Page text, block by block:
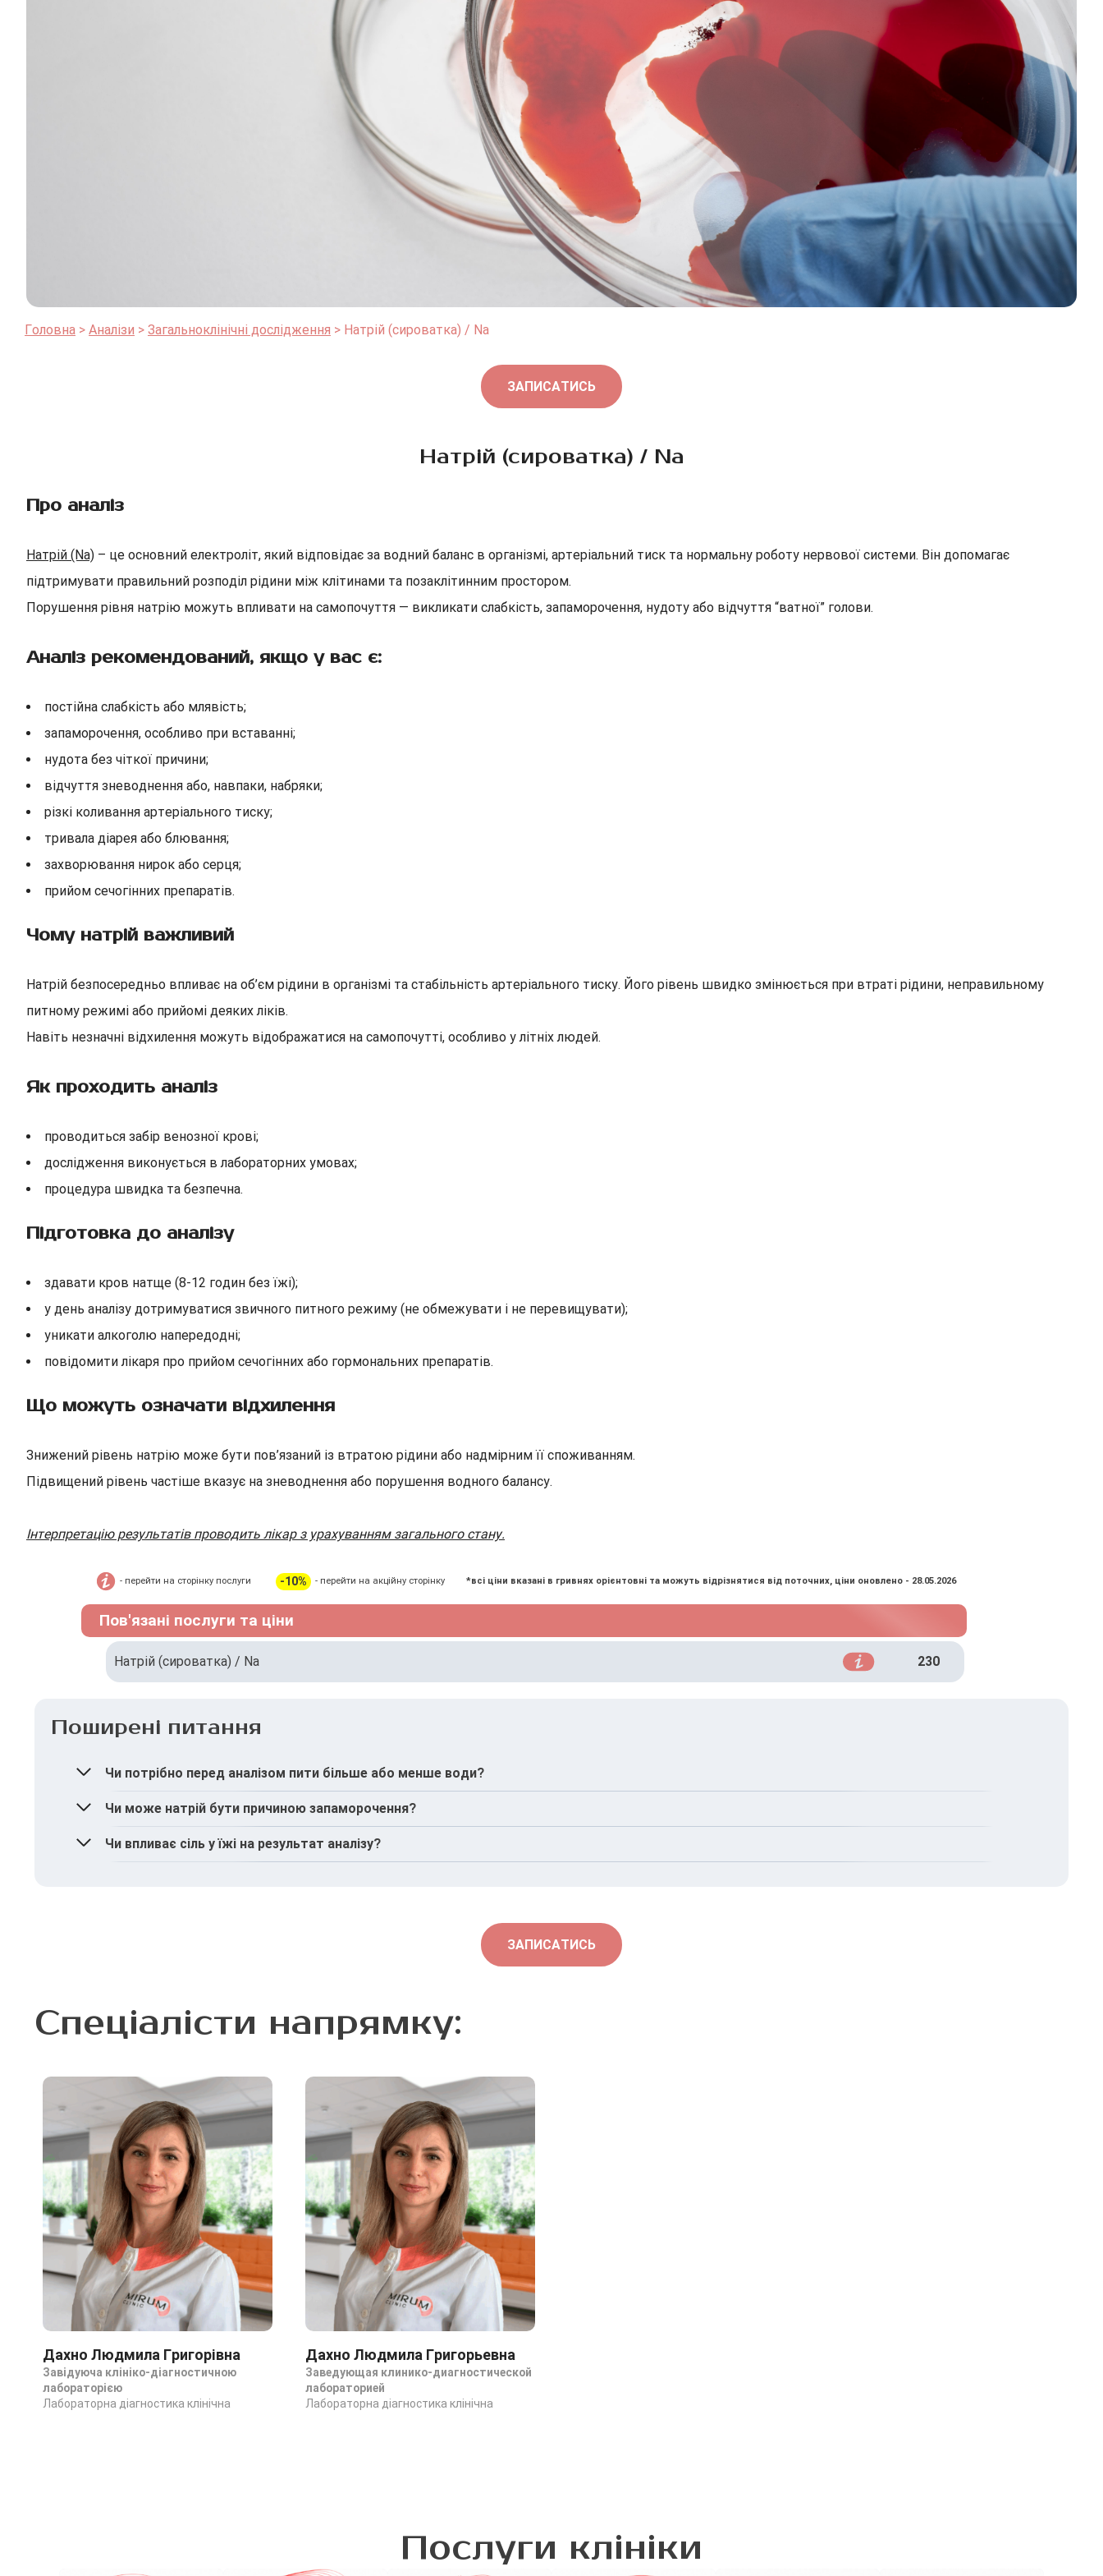
Головна Аналізи Загальноклінічні дослідження Натрій (сироватка) / Na
ЗАПИСАТИСЬ
Натрій (сироватка) / Na
Про аналіз
Натрій (Na) – це основний електроліт, який відповідає за водний баланс в організмі, артеріальний тиск та нормальну роботу нервової системи. Він допомагає
підтримувати правильний розподіл рідини між клітинами та позаклітинним простором.
Порушення рівня натрію можуть впливати на самопочуття — викликати слабкість, запаморочення, нудоту або відчуття “ватної” голови.
Аналіз рекомендований, якщо у вас є:
постійна слабкість або млявість;
запаморочення, особливо при вставанні;
нудота без чіткої причини;
відчуття зневоднення або, навпаки, набряки;
різкі коливання артеріального тиску;
тривала діарея або блювання;
захворювання нирок або серця;
прийом сечогінних препаратів.
Чому натрій важливий
Натрій безпосередньо впливає на об’єм рідини в організмі та стабільність артеріального тиску. Його рівень швидко змінюється при втраті рідини, неправильному
питному режимі або прийомі деяких ліків.
Навіть незначні відхилення можуть відображатися на самопочутті, особливо у літніх людей.
Як проходить аналіз
проводиться забір венозної крові;
дослідження виконується в лабораторних умовах;
процедура швидка та безпечна.
Підготовка до аналізу
здавати кров натще (8-12 годин без їжі);
у день аналізу дотримуватися звичного питного режиму (не обмежувати і не перевищувати);
уникати алкоголю напередодні;
повідомити лікаря про прийом сечогінних або гормональних препаратів.
Що можуть означати відхилення
Знижений рівень натрію може бути пов’язаний із втратою рідини або надмірним її споживанням.
Підвищений рівень частіше вказує на зневоднення або порушення водного балансу.
Інтерпретацію результатів проводить лікар з урахуванням загального стану.
- перейти на сторінку послуги -10% - перейти на акційну сторінку *всі ціни вказані в гривнях орієнтовні та можуть відрізнятися від поточних, ціни оновлено - 28.05.2026
Пов'язані послуги та ціни
Натрій (сироватка) / Na 230
Поширені питання
Чи потрібно перед аналізом пити більше або менше води?
Ні, важливо дотримуватися звичного питного режиму.
Чи може натрій бути причиною запаморочення?
Так, особливо при різкому зниженні рівня натрію.
Чи впливає сіль у їжі на результат аналізу?
ЗАПИСАТИСЬ
Спеціалісти напрямку:
Дахно Людмила Григорівна
Завідуюча клініко-діагностичною
лабораторією
Лабораторна діагностика клінічна
Дахно Людмила Григорьевна
Заведующая клинико-диагностической
лабораторией
Лабораторна діагностика клінічна
Послуги клініки